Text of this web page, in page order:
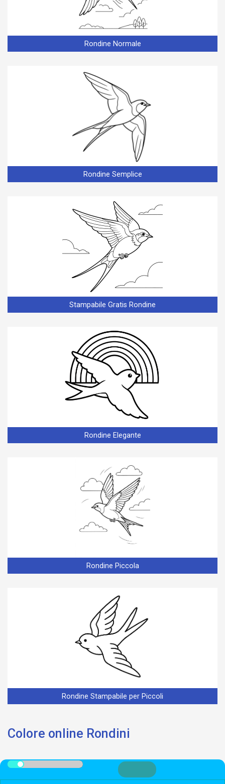
Rondine Normale
Rondine Semplice
Stampabile Gratis Rondine
Rondine Elegante
Rondine Piccola
Rondine Stampabile per Piccoli
Colore online Rondini